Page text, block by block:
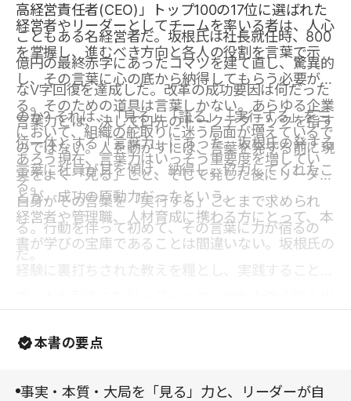
高経営責任者(CEO)」トップ100の17位に選ばれた
こともある名経営者だ。坂根氏は社長就任時、800
億円の最終赤字にあったコマツを建て直し、驚異的
なV字回復を達成した。改革の成功要因は何だった
のか? それは、「見る」「語る」「実行する」を三
位一体とする「言葉力」にあった。坂根氏の発する
言葉に社員が耳を傾け、納得し、協力してくれたこ
とが、成功の原動力だったという。
経営者やリーダーとしてチームを率いる者は、人心
を掌握し、進むべき方向と各人の役割を言葉で示
し、その言葉に心の底から納得してもらう必要があ
る。そのための道具は言葉しかない。あらゆる企業
において、組織の舵取りに迷う局面が増えているで
あろう現在、言葉力はいっそう重要度を増してい
る。
言葉力とは、決して口先のトークテクニックを指す
のではない。人を動かすには、言葉を発する前に現
実をよく「見る」こと、そして発した後にリーダー
自身がその言葉を「実行する」ことまで求められ
る。行動を伴って初めて、その言葉に力が宿るの
だ。
経営者や管理職、人材育成に携わる方にとって、本
書が学びの宝庫であることは間違いない。坂根氏の
経験に裏打ちされた教えを糧とし、実践すること
本書の要点
事実・本質・大局を「見る」力と、リーダーが自